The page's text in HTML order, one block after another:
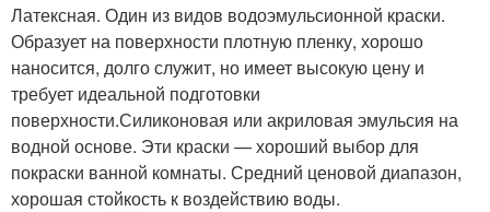
Латексная. Один из видов водоэмульсионной краски.
Образует на поверхности плотную пленку, хорошо
наносится, долго служит, но имеет высокую цену и
требует идеальной подготовки
поверхности.Силиконовая или акриловая эмульсия на
водной основе. Эти краски — хороший выбор для
покраски ванной комнаты. Средний ценовой диапазон,
хорошая стойкость к воздействию воды.